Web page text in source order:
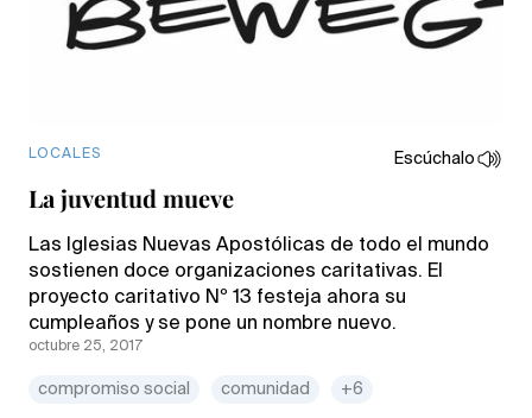
LOCALES Escúchalo
La juventud mueve
Las Iglesias Nuevas Apostólicas de todo el mundo
sostienen doce organizaciones caritativas. El
proyecto caritativo Nº 13 festeja ahora su
cumpleaños y se pone un nombre nuevo.
octubre 25, 2017
compromiso social comunidad +6